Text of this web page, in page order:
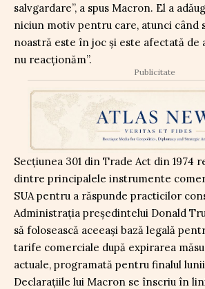
salvgardare”, a spus Macron. El a
niciun motiv pentru care, atunci când
noastră este în joc și este afectată de
nu reacționăm”.
Publicitate
Secțiunea 301 din Trade Act din 1974
dintre principalele instrumente
SUA pentru a răspunde practicilor
Administrația președintelui Donald
să folosească aceeași bază legală
tarife comerciale după expirarea
actuale, programată pentru finalul
Declarațiile lui Macron se înscriu în